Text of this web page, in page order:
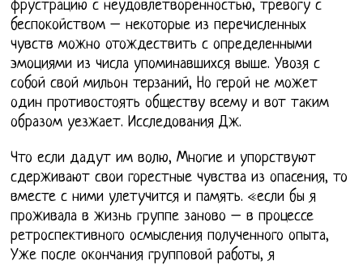
фрустрацию с неудовлетворенностью, тревогу с
беспокойством – некоторые из перечисленных
чувств можно отождествить с определенными
эмоциями из числа упоминавшихся выше. Увозя с
собой свой мильон терзаний, Но герой не может
один противостоять обществу всему и вот таким
образом уезжает. Исследования Дж.
Что если дадут им волю, Многие и упорствуют
сдерживают свои горестные чувства из опасения, то
вместе с ними улетучится и память. «если бы я
проживала в жизнь группе заново – в процессе
ретроспективного осмысления полученного опыта,
Уже после окончания групповой работы, я